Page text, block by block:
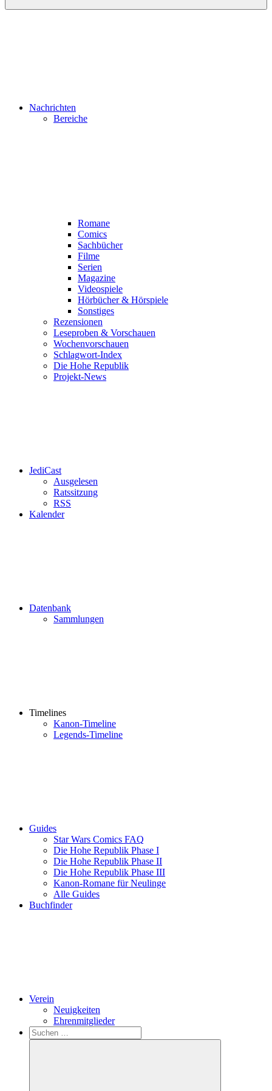
Nachrichten
Bereiche
Romane
Comics
Sachbücher
Filme
Serien
Magazine
Videospiele
Hörbücher & Hörspiele
Sonstiges
Rezensionen
Leseproben & Vorschauen
Wochenvorschauen
Schlagwort-Index
Die Hohe Republik
Projekt-News
JediCast
Ausgelesen
Ratssitzung
RSS
Kalender
Datenbank
Sammlungen
Timelines
Kanon-Timeline
Legends-Timeline
Guides
Star Wars Comics FAQ
Die Hohe Republik Phase I
Die Hohe Republik Phase II
Die Hohe Republik Phase III
Kanon-Romane für Neulinge
Alle Guides
Buchfinder
Verein
Neuigkeiten
Ehrenmitglieder
Search
Suchen
nach: